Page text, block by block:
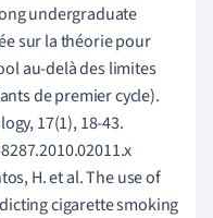
undergraduate
sur la théorie pour
au-delà des limites
de premier cycle).
17(1), 18-43.
H. et al. The use of
cigarette smoking